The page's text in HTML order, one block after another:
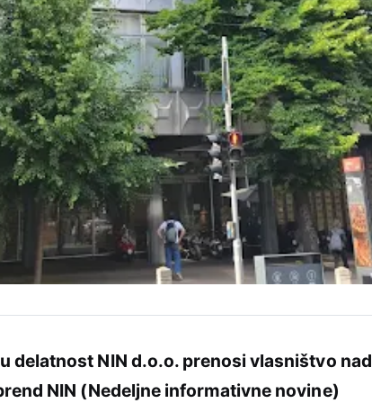
delatnost NIN d.o.o. prenosi vlasništvo nad
NIN (Nedeljne informativne novine)